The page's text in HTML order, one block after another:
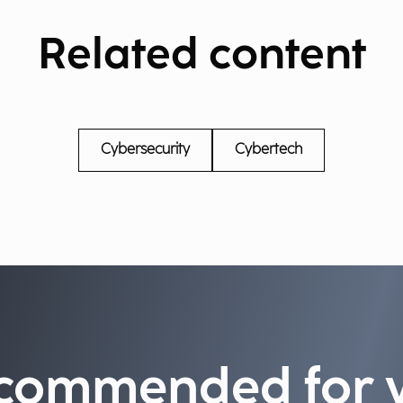
Related content
Cybersecurity Cybertech
for